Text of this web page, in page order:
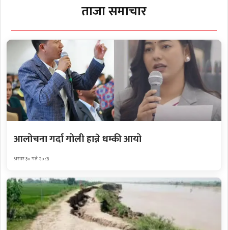
ताजा समाचार
आलोचना गर्दा गोली हान्ने धम्की आयो
असार ३० गते २०८३